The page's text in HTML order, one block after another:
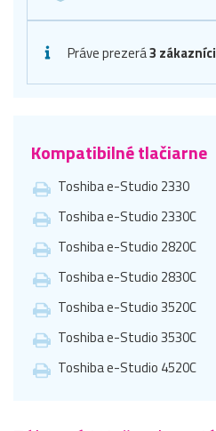
Práve prezerá3 zákazníci
Kompatibilné tlačiarne
Toshiba e-Studio 2330
Toshiba e-Studio 2330C
Toshiba e-Studio 2820C
Toshiba e-Studio 2830C
Toshiba e-Studio 3520C
Toshiba e-Studio 3530C
Toshiba e-Studio 4520C